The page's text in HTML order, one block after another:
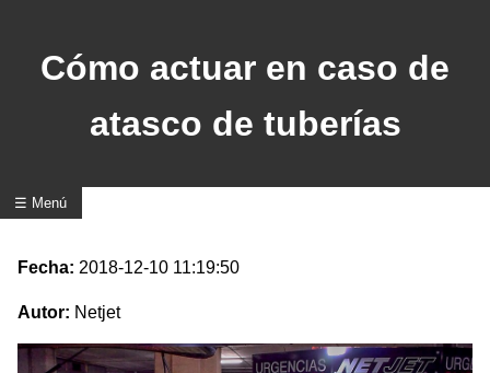
Cómo actuar en caso de
atasco de tuberías
☰ Menú
Fecha: 2018-12-10 11:19:50
Autor: Netjet